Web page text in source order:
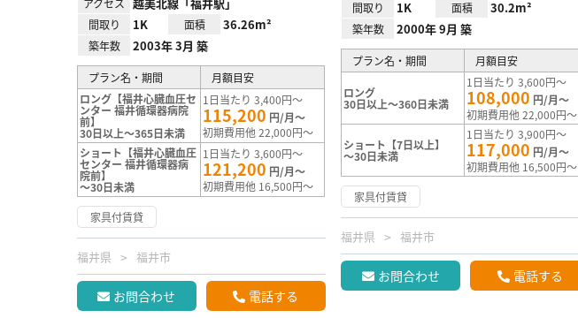
アクセス
間取り 1K 面積 36.26m²
築年数 2003年 3月 築
プラン名・期間
月額目安
ロング【福井心臓血圧セ
ンター 福井循環器病院
前】
30日以上～365日未満
1日当たり 3,400円～
115,200 円/月～
初期費用他 22,000円～
ショート【福井心臓血圧
センター 福井循環器病
院前】
～30日未満
1日当たり 3,600円～
121,200 円/月～
初期費用他 16,500円～
家具付賃貸
福井県 福井市
お問合わせ 電話する
間取り 1K 面積 30.2m²
築年数 2000年 9月 築
プラン名・期間 月額目安
ロング
30日以上～360日未満
1日当たり 3,600円～
108,000 円/月～
初期費用他 22,000円～
ショート【7日以上】
～30日未満
1日当たり 3,900円～
117,000 円/月～
初期費用他 16,500円～
家具付賃貸
福井県 福井市
お問合わせ 電話する